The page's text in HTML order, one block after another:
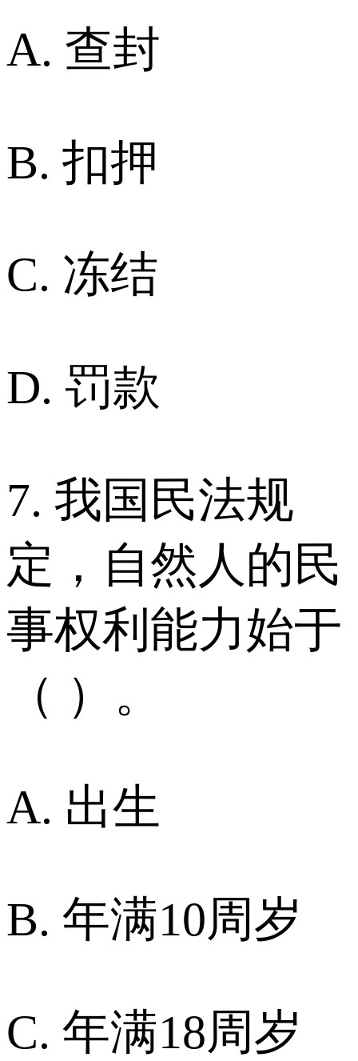
A. 查封
B. 扣押
C. 冻结
D. 罚款
7. 我国民法规
定，自然人的民
事权利能力始于
（ ）。
A. 出生
B. 年满10周岁
C. 年满18周岁